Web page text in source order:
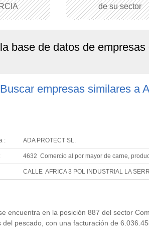
de su sector
base de datos de
Buscar empresas similares a
: ADA PROTECT SL.
4632 Comercio al por mayor de carne,
CALLE AFRICA 3 POL INDUSTRIAL LA
−
encuentra en la posición 887 del sector
del pescado, con una facturación de